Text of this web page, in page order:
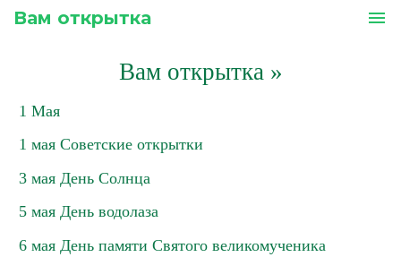
Вам открытка menu
Вам открытка»
1 Мая
1 мая Советские открытки
3 мая День Солнца
5 мая День водолаза
6 мая День памяти Святого великомученика